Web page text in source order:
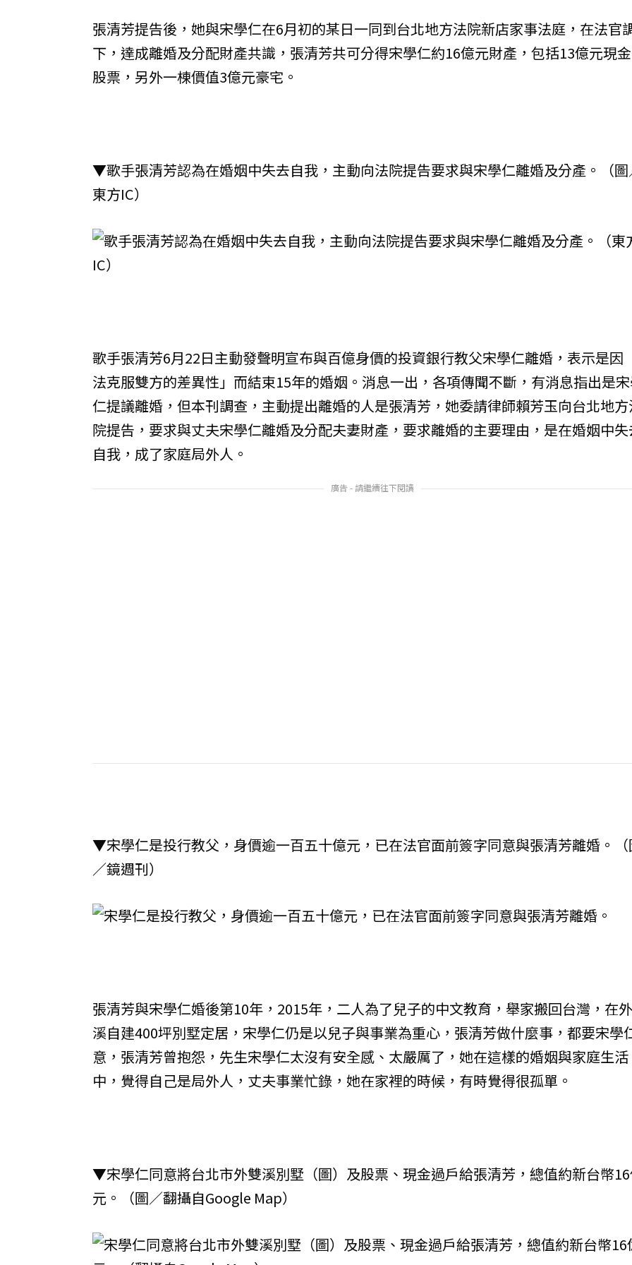
張清芳提告後，她與宋學仁在6月初的某日一同到台北地方法院新店家事法庭，在法官
下，達成離婚及分配財產共識，張清芳共可分得宋學仁約16億元財產，包括13億元現
股票，另外一棟價值3億元豪宅。
▼歌手張清芳認為在婚姻中失去自我，主動向法院提告要求與宋學仁離婚及分產。（
東方IC）
歌手張清芳6月22日主動發聲明宣布與百億身價的投資銀行教父宋學仁離婚，表示是因
法克服雙方的差異性」而結束15年的婚姻。消息一出，各項傳聞不斷，有消息指出是
仁提議離婚，但本刊調查，主動提出離婚的人是張清芳，她委請律師賴芳玉向台北地
院提告，要求與丈夫宋學仁離婚及分配夫妻財產，要求離婚的主要理由，是在婚姻中
自我，成了家庭局外人。
廣告 - 請繼續往下閱讀
▼宋學仁是投行教父，身價逾一百五十億元，已在法官面前簽字同意與張清芳離婚。
／鏡週刊）
張清芳與宋學仁婚後第10年，2015年，二人為了兒子的中文教育，舉家搬回台灣，在
溪自建400坪別墅定居，宋學仁仍是以兒子與事業為重心，張清芳做什麼事，都要宋學
意，張清芳曾抱怨，先生宋學仁太沒有安全感、太嚴厲了，她在這樣的婚姻與家庭生活
中，覺得自己是局外人，丈夫事業忙錄，她在家裡的時候，有時覺得很孤單。
▼宋學仁同意將台北市外雙溪別墅（圖）及股票、現金過戶給張清芳，總值約新台幣
元。（圖／翻攝自Google Map）